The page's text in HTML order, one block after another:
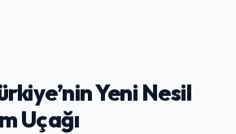
Yeni Nesil
Uçağı